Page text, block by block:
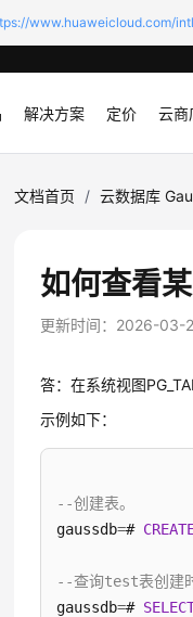
www.huaweicloud.com/
解决方案 定价 云商
文档首页 / 云数据库
如何查看
更新时间： 2026-03-
答：在系统视图
示例如下：
--创建表。
gaussdb=#
--查询test表创建时
gaussdb=#